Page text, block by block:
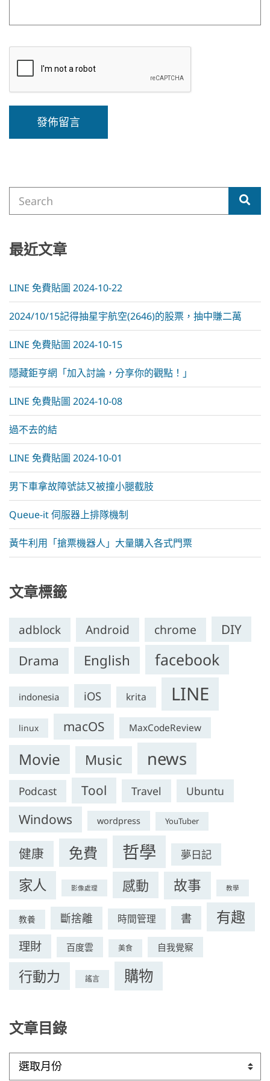
a
v
for:
最近文章
LINE 免費貼圖 2024-10-22
2024/10/15記得抽星宇航空(2646)的股票，抽中賺二萬
LINE 免費貼圖 2024-10-15
隱藏鉅亨網「加入討論，分享你的觀點！」
LINE 免費貼圖 2024-10-08
過不去的結
LINE 免費貼圖 2024-10-01
男下車拿故障號誌又被撞小腿截肢
Queue-it 伺服器上排隊機制
黃牛利用「搶票機器人」大量購入各式門票
文章標籤
adblock Android chrome
DIY
Drama
English facebook
indonesia iOS krita LINE
linux macOS MaxCodeReview
Movie Music news
Podcast Tool Travel Ubuntu
Windows wordpress YouTuber
健康 免費 哲學 夢日記
家人 影像處理 感動 故事 教學
教養 斷捨離 時間管理 書 有趣
理財 百度雲 美食 自我覺察
行動力 謠言 購物
文章目錄